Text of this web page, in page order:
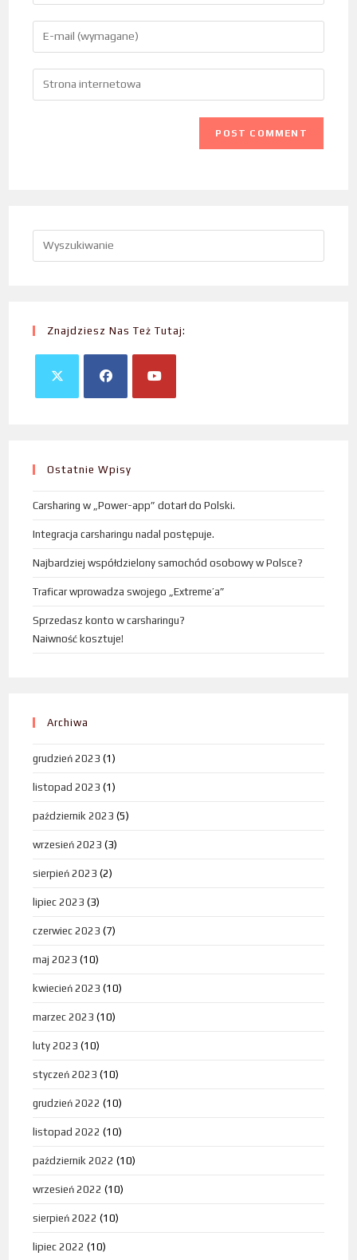
Znajdziesz Nas Też Tutaj:
Ostatnie Wpisy
Carsharing w „Power-app” dotarł do Polski.
Integracja carsharingu nadal postępuje.
Najbardziej współdzielony samochód osobowy w Polsce?
Traficar wprowadza swojego „Extreme’a”
Sprzedasz konto w carsharingu?
Naiwność kosztuje!
Archiwa
grudzień 2023 (1)
listopad 2023 (1)
październik 2023 (5)
wrzesień 2023 (3)
sierpień 2023 (2)
lipiec 2023 (3)
czerwiec 2023 (7)
maj 2023 (10)
kwiecień 2023 (10)
marzec 2023 (10)
luty 2023 (10)
styczeń 2023 (10)
grudzień 2022 (10)
listopad 2022 (10)
październik 2022 (10)
wrzesień 2022 (10)
sierpień 2022 (10)
lipiec 2022 (10)